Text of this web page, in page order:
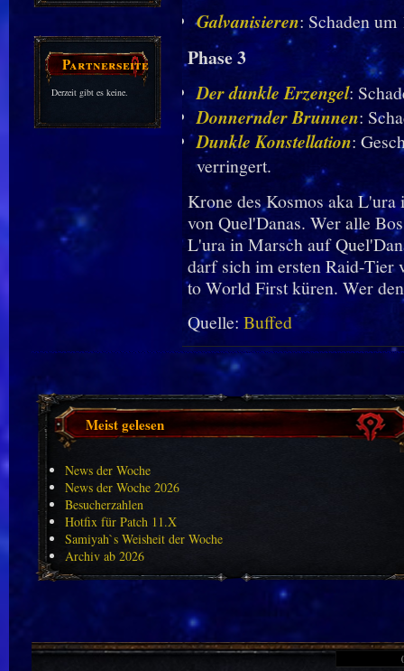
Partnerseiten
Derzeit gibt es keine.
Galvanisieren: Schaden
Phase 3
Der dunkle Erzengel:
Donnernder Brunnen:
Dunkle Konstellation:
verringert.
Krone des Kosmos aka
von Quel'Danas. Wer alle
L'ura in Marsch auf
darf sich im ersten Raid-Tier
to World First küren. Wer
Quelle: Buffed
Meist gelesen
News der Woche
News der Woche 2026
Besucherzahlen
Hotfix für Patch 11.X
Samiyah`s Weisheit der Woche
Archiv ab 2026